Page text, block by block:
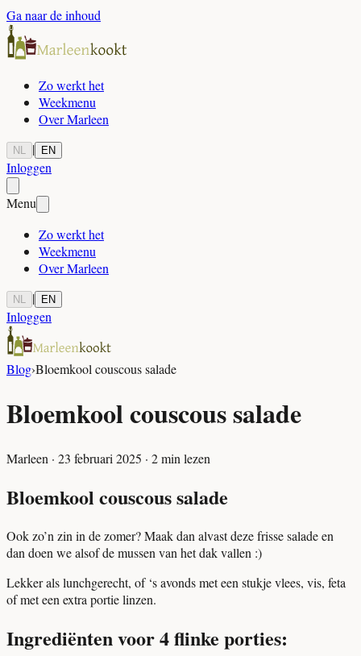
Ga naar de inhoud
Zo werkt het
Weekmenu
Over Marleen
NL | EN
Inloggen
Menu
Zo werkt het
Weekmenu
Over Marleen
NL | EN
Inloggen
Blog›Bloemkool couscous salade
Bloemkool couscous salade
Marleen · 23 februari 2025 · 2min lezen
Bloemkool couscous salade
Ook zo’n zin in de zomer? Maak dan alvast deze frisse salade en
dan doen we alsof de mussen van het dak vallen :)
Lekker als lunchgerecht, of ‘s avonds met een stukje vlees, vis, feta
of met een extra portie linzen.
Ingrediënten voor 4 flinke porties: